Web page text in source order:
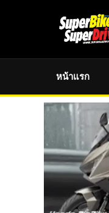
หน้าแรก